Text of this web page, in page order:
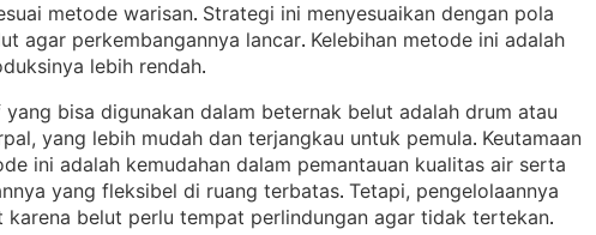
metode warisan. Strategi ini menyesuaikan dengan pola
agar perkembangannya lancar. Kelebihan metode ini adalah
lebih rendah.
bisa digunakan dalam beternak belut adalah drum atau
yang lebih mudah dan terjangkau untuk pemula. Keutamaan
ini adalah kemudahan dalam pemantauan kualitas air serta
yang fleksibel di ruang terbatas. Tetapi, pengelolaannya
karena belut perlu tempat perlindungan agar tidak tertekan.